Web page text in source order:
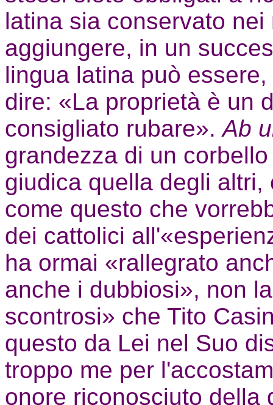
latina sia conservato
aggiungere, in un
lingua latina può
dire: «La proprietà è un
consigliato rubare».Ab
grandezza di un corbello
giudica quella degli
come questo che
dei cattolici
ha ormai «rallegrato
anche i dubbiosi», non
scontrosi» che Tito
questo da Lei nel Suo
troppo me per
onore riconosciuto della